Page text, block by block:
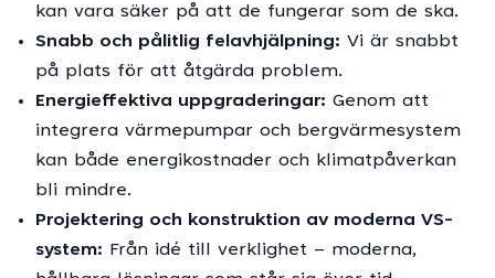
kan vara säker på att de fungerar som de ska.
Snabb och pålitlig felavhjälpning: Vi är snabbt
på plats för att åtgärda problem.
Energieffektiva uppgraderingar: Genom att
integrera värmepumpar och bergvärmesystem
kan både energikostnader och klimatpåverkan
bli mindre.
Projektering och konstruktion av moderna VS-
system: Från idé till verklighet – moderna,